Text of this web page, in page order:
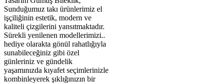
Sunduğumuz takı ürünlerimiz el
işçiliğinin estetik, modern ve
kaliteli çizgilerini yansıtmaktadır.
Sürekli yenilenen modellerimizi..
hediye olarakta gönül rahatlığıyla
sunabileceğiniz gibi özel
günleriniz ve gündelik
yaşamınızda kıyafet seçimlerinizle
kombinleyerek şıklığınızın bir